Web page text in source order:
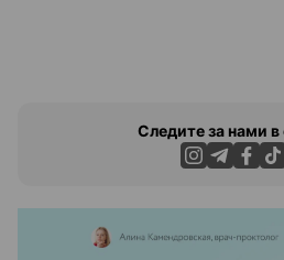
Следите за нами в